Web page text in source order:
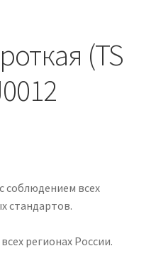
(TS
соблюдением всех
стандартов.
регионах России.